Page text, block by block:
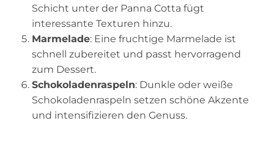
Schicht unter der Panna Cotta fügt
interessante Texturen hinzu.
Marmelade: Eine fruchtige Marmelade ist
schnell zubereitet und passt hervorragend
zum Dessert.
Schokoladenraspeln: Dunkle oder weiße
Schokoladenraspeln setzen schöne Akzente
und intensifizieren den Genuss.